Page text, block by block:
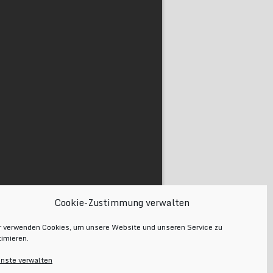
Cookie-Zustimmung verwalten
verwenden Cookies, um unsere Website und unseren Service zu
verwalten